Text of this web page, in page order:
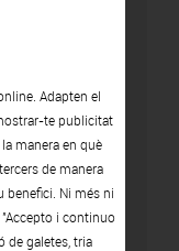
Adapten el
te publicitat
manera en què
de manera
benefici. Ni més ni
i continuo
de galetes, tria